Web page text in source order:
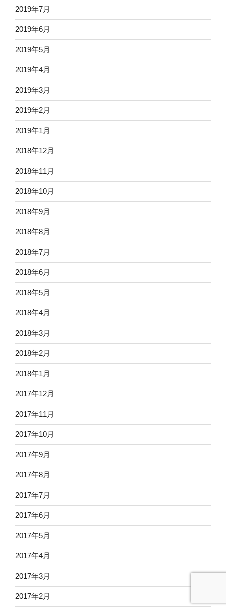
2019年7月
2019年6月
2019年5月
2019年4月
2019年3月
2019年2月
2019年1月
2018年12月
2018年11月
2018年10月
2018年9月
2018年8月
2018年7月
2018年6月
2018年5月
2018年4月
2018年3月
2018年2月
2018年1月
2017年12月
2017年11月
2017年10月
2017年9月
2017年8月
2017年7月
2017年6月
2017年5月
2017年4月
2017年3月
2017年2月